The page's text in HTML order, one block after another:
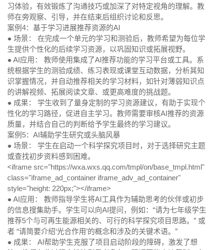
习体验，有效锻炼了沟通技巧或加深了对特定视角的理解。教
师在旁观察、引导，并在结束后组织讨论和反思。
案例4：基于学习进展推荐资源的AI
● 场景：
在完成一个单元的学习和测验后，教师希望为每位学
生提供个性化的后续学习资源，以巩固知识或拓展视野。
● AI应用：
教师使用集成了AI推荐功能的学习平台或工具。系
统根据学生的测验成绩、练习表现或课堂互动数据，分析其知
识掌握情况，并自动推荐相关的学习材料，如针对薄弱知识点
的讲解视频、拓展阅读文章、或更高难度的挑战题。
● 成果：
学生收到了量身定制的学习资源建议，有助于实现个
性化的学习路径，促进自主学习。教师需要审核AI推荐的资源
质量，并结合自己的判断给予学生最终的学习建议。
案例5：AI辅助学生研究或头脑风暴
● 场景：
学生在启动一个科学探究项目时，对于选择研究主题
或查找初步资料感到困难。
<iframe src="https://wxa.wxs.qq.com/tmpl/on/base_tmpl.html"
class="iframe_ad_container iframe_adv_ad_container"
style="height: 220px;"></iframe>
● AI应用：
教师指导学生将AI工具作为辅助思考的伙伴或初步
的信息搜集助手。学生可以向AI提问，例如：“请为七年级学生
推荐5个与可再生能源相关的、可行的科学探究项目思路。” 或
者 “请简要介绍‘光合作用’的概念和涉及的关键术语。”
● 成果：
AI帮助学生克服了项目启动阶段的障碍，激发了想